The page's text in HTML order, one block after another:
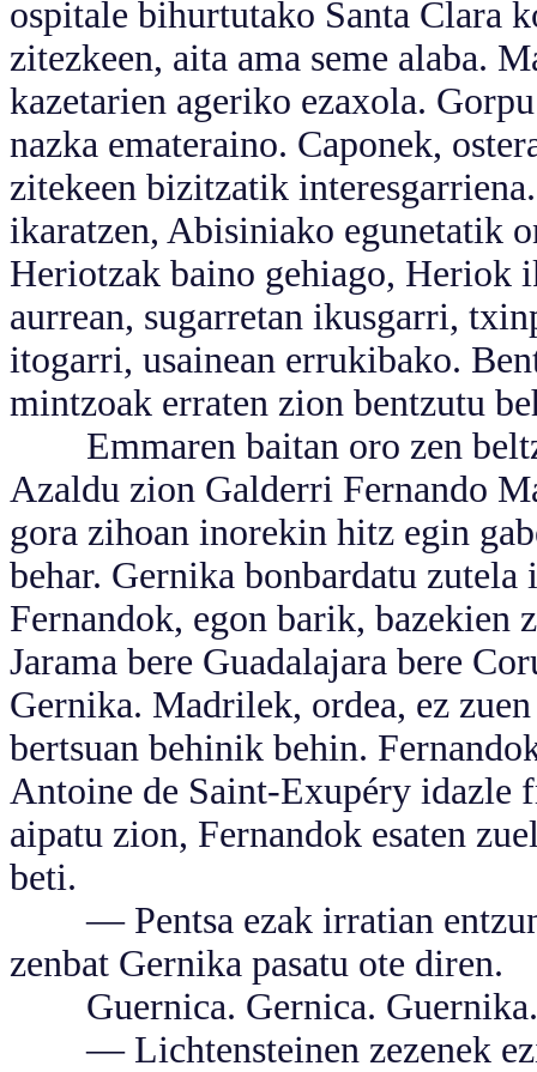
ospitale bihurtutako Santa Clara
zitezkeen, aita ama seme alaba.
kazetarien ageriko ezaxola.
nazka emateraino. Caponek,
zitekeen bizitzatik
ikaratzen, Abisiniako egunetatik
Heriotzak baino gehiago, Heriok
aurrean, sugarretan ikusgarri,
itogarri, usainean errukibako.
mintzoak erraten zion bentzutu
Emmaren baitan oro zen beltz
Azaldu zion Galderri Fernando
gora zihoan inorekin hitz egin
behar. Gernika bonbardatu
Fernandok, egon barik, bazekien
Jarama bere Guadalajara bere
Gernika. Madrilek, ordea, ez
bertsuan behinik behin.
Antoine de Saint-Exupéry idazle
aipatu zion, Fernandok esaten
beti.
— Pentsa ezak irratian
zenbat Gernika pasatu ote diren.
Guernica. Gernica.
— Lichtensteinen zezenek